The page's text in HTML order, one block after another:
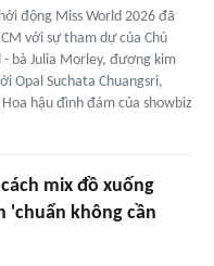
động Miss World 2026 đã
với sự tham dự của Chủ
- bà Julia Morley, đương kim
Opal Suchata Chuangsri,
hậu đình đám của showbiz
mix đồ xuống
'chuẩn không cần